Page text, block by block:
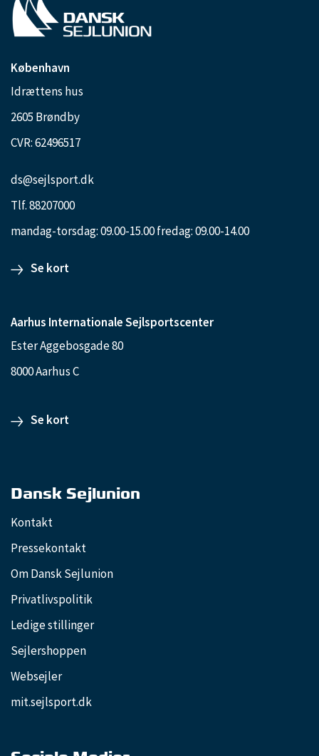
København
Idrættens hus
2605 Brøndby
CVR: 62496517
ds@sejlsport.dk
Tlf. 88207000
mandag-torsdag: 09.00-15.00 fredag: 09.00-14.00
Se kort
Aarhus Internationale Sejlsportscenter
Ester Aggebosgade 80
8000 Aarhus C
Se kort
Dansk Sejlunion
Kontakt
Pressekontakt
Om Dansk Sejlunion
Privatlivspolitik
Ledige stillinger
Sejlershoppen
Websejler
mit.sejlsport.dk